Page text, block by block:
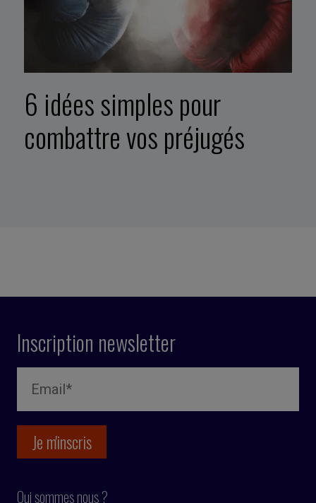
6 idées simples pour
combattre vos préjugés
Inscription newsletter
Qui sommes nous ?